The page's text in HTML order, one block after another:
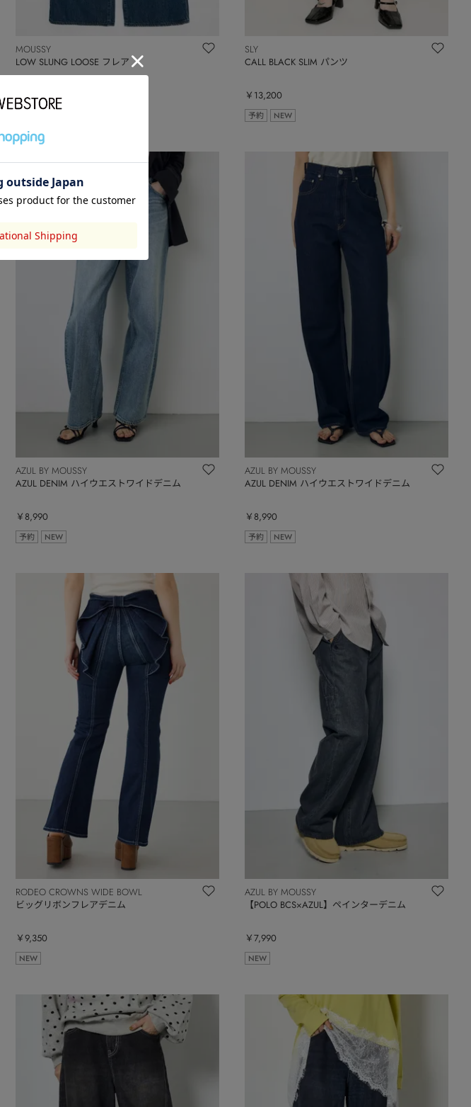
MOUSSY
LOW SLUNG LOOSE フレア
￥15,180
SLY
CALL BLACK SLIM パンツ
￥13,200
予約 NEW
AZUL BY MOUSSY
AZUL DENIM ハイウエストワイドデニム
￥8,990
予約 NEW
AZUL BY MOUSSY
AZUL DENIM ハイウエストワイドデニム
￥8,990
予約 NEW
RODEO CROWNS WIDE BOWL
ビッグリボンフレアデニム
￥9,350
NEW
AZUL BY MOUSSY
【POLO BCS×AZUL】ペインターデニム
￥7,990
NEW